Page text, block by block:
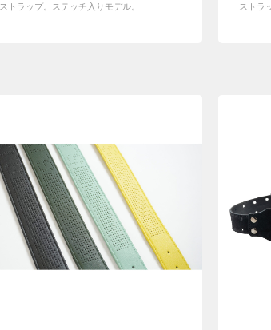
ストラップ。ステッチ入りモデル。
ストラ